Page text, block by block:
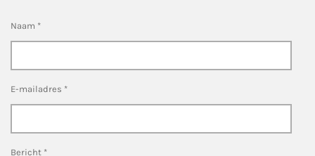
Naam *
E-mailadres *
Bericht *